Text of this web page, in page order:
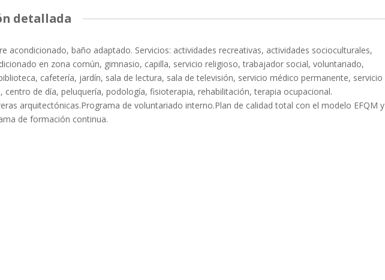
detallada
acondicionado, baño adaptado. Servicios: actividades recreativas, actividades socioculturales,
en zona común, gimnasio, capilla, servicio religioso, trabajador social, voluntariado,
cafetería, jardín, sala de lectura, sala de televisión, servicio médico permanente, servicio
centro de día, peluquería, podología, fisioterapia, rehabilitación, terapia ocupacional.
arquitectónicas.Programa de voluntariado interno.Plan de calidad total con el modelo EFQM y
de formación continua.